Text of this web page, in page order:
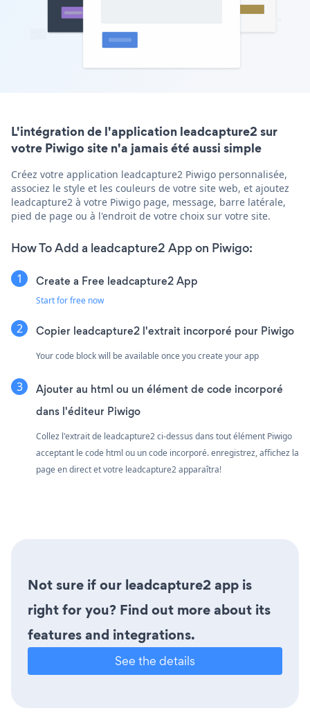
L'intégration de l'application leadcapture2 sur
votre Piwigo site n'a jamais été aussi simple
Créez votre application leadcapture2 Piwigo personnalisée,
associez le style et les couleurs de votre site web, et ajoutez
leadcapture2 à votre Piwigo page, message, barre latérale,
pied de page ou à l'endroit de votre choix sur votre site.
How To Add a leadcapture2 App on Piwigo:
Create a Free leadcapture2 App
Start for free now
Copier leadcapture2 l'extrait incorporé pour Piwigo
Your code block will be available once you create your app
Ajouter au html ou un élément de code incorporé
dans l'éditeur Piwigo
Collez l'extrait de leadcapture2 ci-dessus dans tout élément Piwigo
acceptant le code html ou un code incorporé. enregistrez, affichez la
page en direct et votre leadcapture2 apparaîtra!
Not sure if our leadcapture2 app is
right for you? Find out more about its
features and integrations.
See the details